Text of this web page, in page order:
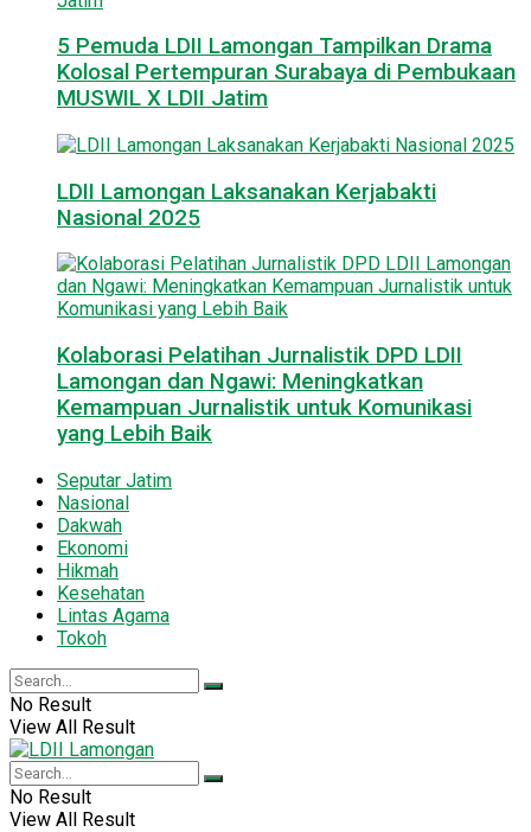
5 Pemuda LDII Lamongan Tampilkan Drama
Kolosal Pertempuran Surabaya di Pembukaan
MUSWIL X LDII Jatim
LDII Lamongan Laksanakan Kerjabakti
Nasional 2025
Kolaborasi Pelatihan Jurnalistik DPD LDII
Lamongan dan Ngawi: Meningkatkan
Kemampuan Jurnalistik untuk Komunikasi
yang Lebih Baik
Seputar Jatim
Nasional
Dakwah
Ekonomi
Hikmah
Kesehatan
Lintas Agama
Tokoh
No Result
View All Result
No Result
View All Result